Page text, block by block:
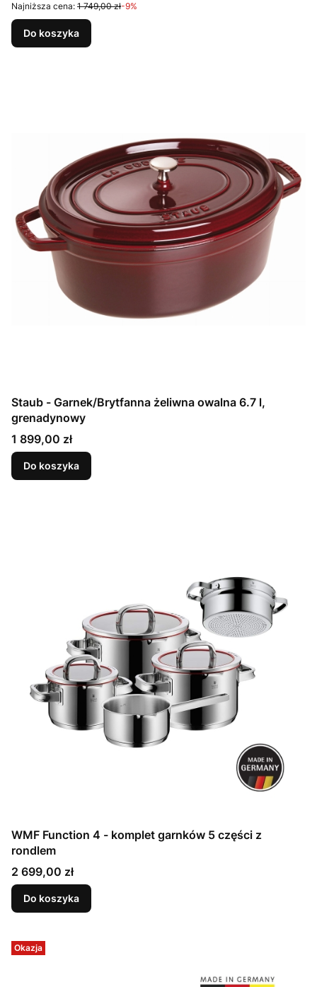
Najniższa cena: 1 749,00 zł-9%
Do koszyka
Staub - Garnek/Brytfanna żeliwna owalna 6.7 l,
grenadynowy
Cena
1 899,00 zł
Do koszyka
WMF Function 4 - komplet garnków 5 części z
rondlem
Cena
2 699,00 zł
Do koszyka
Okazja